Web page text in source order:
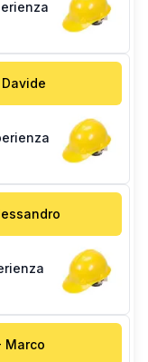
Davide
Marco